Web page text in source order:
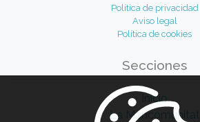
Política de privacidad
Aviso legal
Política de cookies
Secciones
Inicio
La Mancomunitat